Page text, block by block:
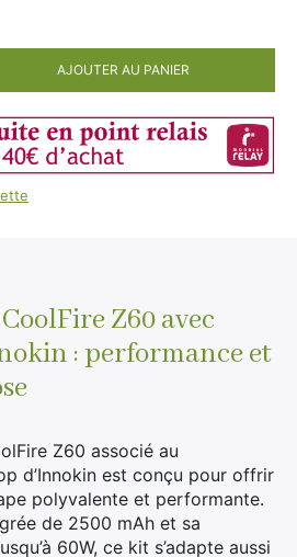
AJOUTER AU PANIER
Z60 avec
: performance et
Z60 associé au
d’Innokin est conçu pour offrir
polyvalente et performante.
de 2500 mAh et sa
60W, ce kit s’adapte aussi